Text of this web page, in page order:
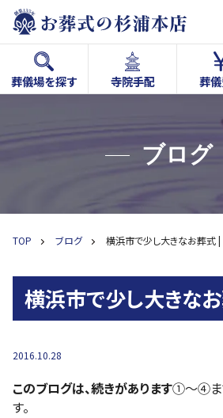
葬儀場を探す 寺院手配 葬
ブログ
TOP ブログ 横浜市で少し大きなお葬式
横浜市で少し大きな
2016.10.28
このブログは、続きがあります①〜④ま
す。